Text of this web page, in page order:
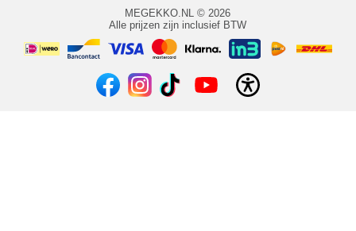
MEGEKKO.NL © 2026
Alle prijzen zijn inclusief BTW